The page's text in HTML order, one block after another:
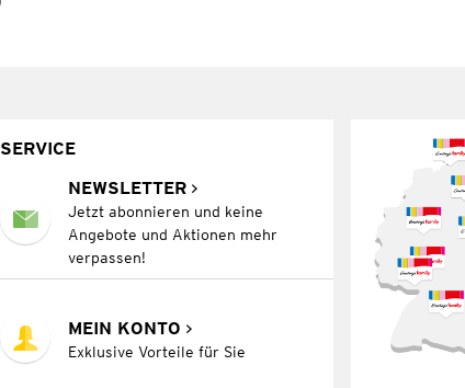
SERVICE
NEWSLETTER
Jetzt abonnieren und keine
Angebote und Aktionen mehr
verpassen!
MEIN KONTO
Exklusive Vorteile für Sie